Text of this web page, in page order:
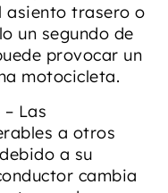
asiento trasero o
un segundo de
provocar un
motocicleta.
Las
a otros
a su
cambia